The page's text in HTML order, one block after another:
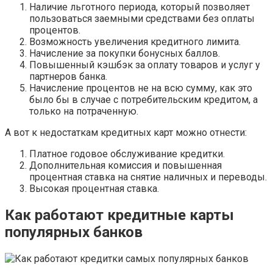
Наличие льготного периода, который позволяет
пользоваться заемными средствами без оплаты
процентов.
Возможность увеличения кредитного лимита.
Начисление за покупки бонусных баллов.
Повышенный кэшбэк за оплату товаров и услуг у
партнеров банка.
Начисление процентов не на всю сумму, как это
было бы в случае с потребительским кредитом, а
только на потраченную.
А вот к недостаткам кредитных карт можно отнести:
Платное годовое обслуживание кредитки.
Дополнительная комиссия и повышенная
процентная ставка на снятие наличных и переводы.
Высокая процентная ставка.
Как работают кредитные карты
популярных банков